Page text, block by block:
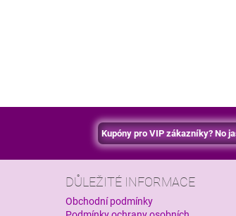
Kupóny pro VIP zákazníky? No
DŮLEŽITÉ INFORMACE
Obchodní podmínky